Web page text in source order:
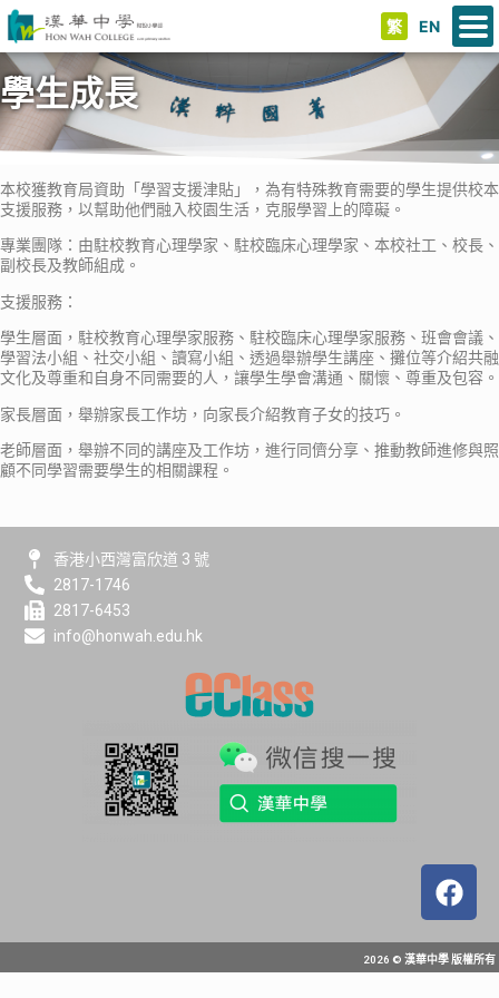
繁 EN
學生成長
本校獲教育局資助「學習支援津貼」，為有特殊教育需要的學生提供校本
支援服務，以幫助他們融入校園生活，克服學習上的障礙。
專業團隊：由駐校教育心理學家、駐校臨床心理學家、本校社工、校長、
副校長及教師組成。
支援服務：
學生層面，駐校教育心理學家服務、駐校臨床心理學家服務、班會會議、
學習法小組、社交小組、讀寫小組、透過舉辦學生講座、攤位等介紹共融
文化及尊重和自身不同需要的人，讓學生學會溝通、關懷、尊重及包容。
家長層面，舉辦家長工作坊，向家長介紹教育子女的技巧。
老師層面，舉辦不同的講座及工作坊，進行同儕分享、推動教師進修與照
顧不同學習需要學生的相關課程。
香港小西灣富欣道 3 號
2817-1746
2817-6453
info@honwah.edu.hk
2026 © 漢華中學 版權所有